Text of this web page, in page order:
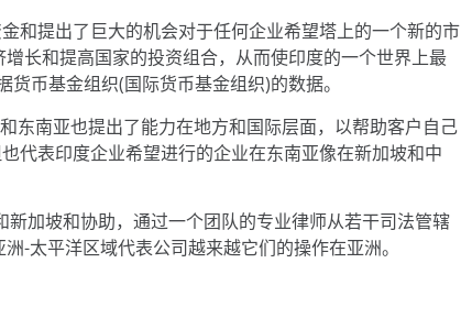
和提出了巨大的机会对于任何企业希望塔上的一个新的市
长和提高国家的投资组合，从而使印度的一个世界上最
币基金组织(国际货币基金组织)的数据。
东南亚也提出了能力在地方和国际层面，以帮助客户自己
代表印度企业希望进行的企业在东南亚像在新加坡和中
加坡和协助，通过一个团队的专业律师从若干司法管辖
-太平洋区域代表公司越来越它们的操作在亚洲。